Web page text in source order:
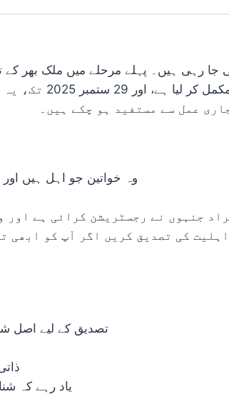
ترین رپورٹوں میں
عمل سے مستفید ہو چکے ہیں۔
وہ خواتین جو اہل ہیں اور انہیں 8171 سے پیغام
جنہوں نے رجسٹریشن کرائی ہے اور
تصدیق کے لیے اصل شناختی کارڈ 8171
یاد رہے کہ